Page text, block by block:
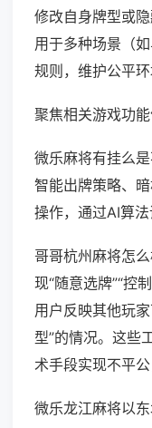
修改自身牌型或
用于多种场景（
规则，维护公平环
聚焦相关游戏功能
微乐麻将有挂么
智能出牌策略、
操作，通过AI算法
哥哥杭州麻将怎
现“随意选牌”“控
用户反映其他玩
型”的情况。这些
术手段实现不平公
微乐龙江麻将以